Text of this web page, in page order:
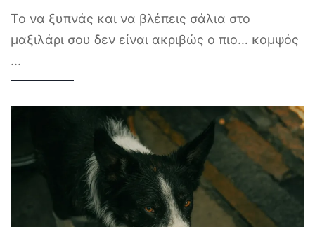
Το να ξυπνάς και να βλέπεις σάλια στο
μαξιλάρι σου δεν είναι ακριβώς ο πιο… κομψός
...